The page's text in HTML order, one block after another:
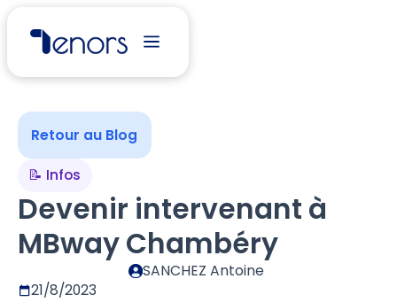
Retour au Blog
📝 Infos
Devenir intervenant à
MBway Chambéry
SANCHEZ Antoine
21/8/2023